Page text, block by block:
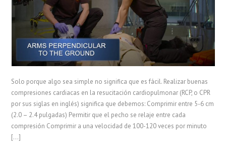
Solo porque algo sea simple no significa que es fácil. Realizar buenas
compresiones cardiacas en la resucitación cardiopulmonar (RCP, o CPR
por sus siglas en inglés) significa que debemos: Comprimir entre 5-6 cm
(2.0 – 2.4 pulgadas) Permitir que el pecho se relaje entre cada
compresión Comprimir a una velocidad de 100-120 veces por minuto
[…]